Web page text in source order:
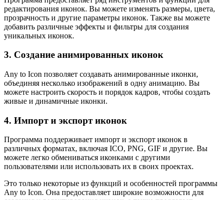
редактирования иконок. Вы можете изменять размеры, цвета,
прозрачность и другие параметры иконок. Также вы можете
добавить различные эффекты и фильтры для создания
уникальных иконок.
3. Создание анимированных иконок
Any to Icon позволяет создавать анимированные иконки,
объединяя несколько изображений в одну анимацию. Вы
можете настроить скорость и порядок кадров, чтобы создать
живые и динамичные иконки.
4. Импорт и экспорт иконок
Программа поддерживает импорт и экспорт иконок в
различных форматах, включая ICO, PNG, GIF и другие. Вы
можете легко обмениваться иконками с другими
пользователями или использовать их в своих проектах.
Это только некоторые из функций и особенностей программы
Any to Icon. Она предоставляет широкие возможности для